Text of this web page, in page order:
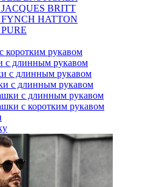
BRITT
HATTON
коротким рукавом
с длинным рукавом
с длинным рукавом
с длинным рукавом
с длинным рукавом
с коротким рукавом